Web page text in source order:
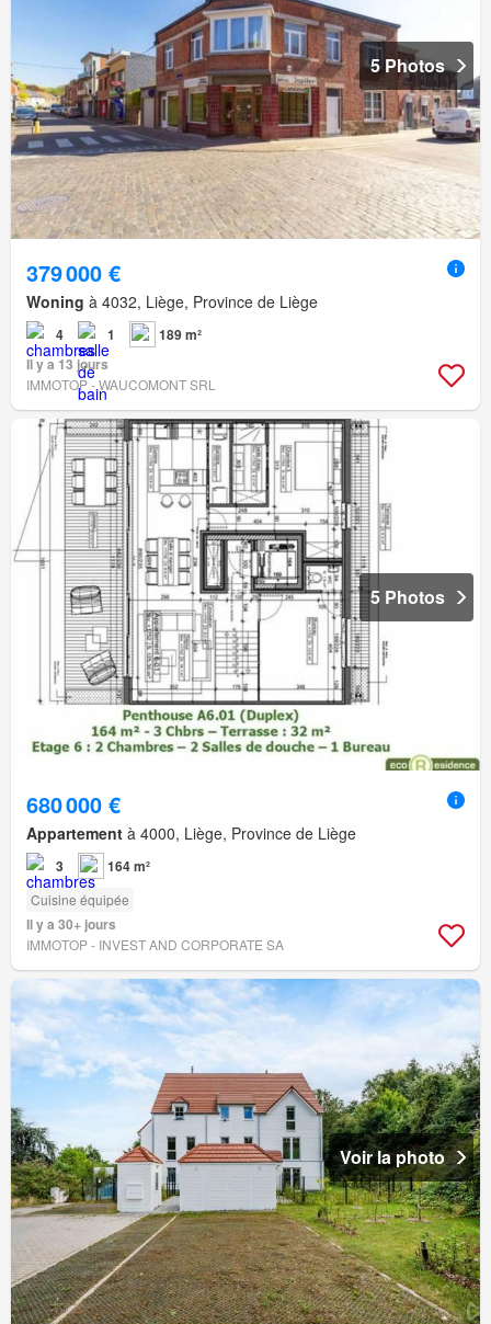
5 Photos
379 000 €
Woning à 4032, Liège, Province de Liège
4 1
189 m²
Il y a 13 jours
IMMOTOP - WAUCOMONT SRL
5 Photos
680 000 €
Appartement à 4000, Liège, Province de Liège
3 164 m²
Cuisine équipée
Il y a 30+ jours
IMMOTOP - INVEST AND CORPORATE SA
Voir la photo